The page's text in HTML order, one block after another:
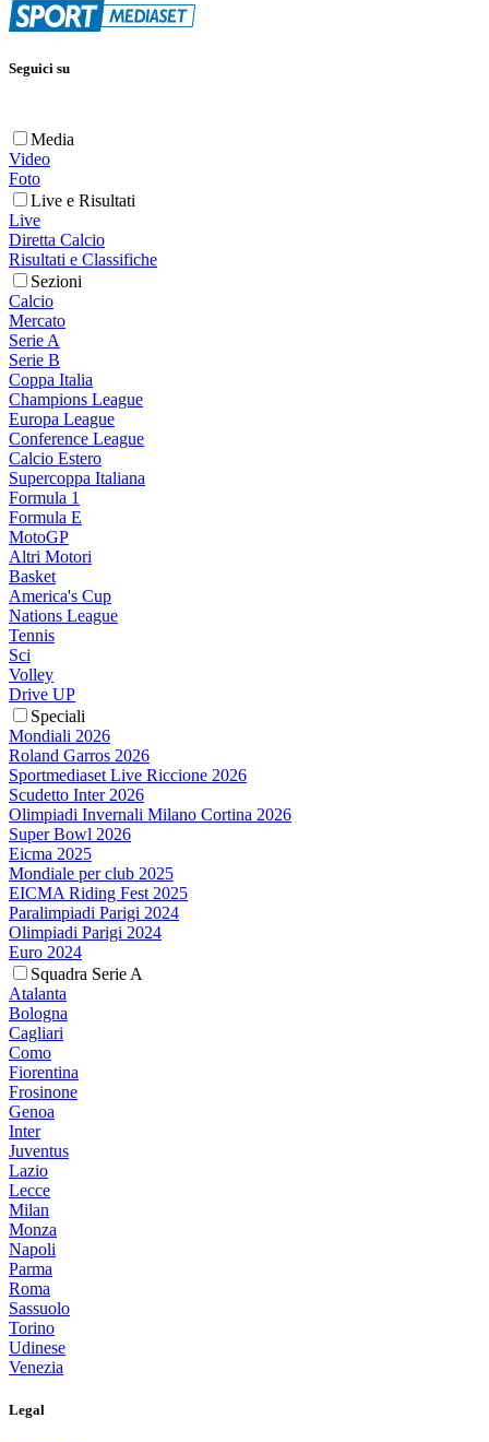
Seguici su
Media
Video
Foto
Live e Risultati
Live
Diretta Calcio
Risultati e Classifiche
Sezioni
Calcio
Mercato
Serie A
Serie B
Coppa Italia
Champions League
Europa League
Conference League
Calcio Estero
Supercoppa Italiana
Formula 1
Formula E
MotoGP
Altri Motori
Basket
America's Cup
Nations League
Tennis
Sci
Volley
Drive UP
Speciali
Mondiali 2026
Roland Garros 2026
Sportmediaset Live Riccione 2026
Scudetto Inter 2026
Olimpiadi Invernali Milano Cortina 2026
Super Bowl 2026
Eicma 2025
Mondiale per club 2025
EICMA Riding Fest 2025
Paralimpiadi Parigi 2024
Olimpiadi Parigi 2024
Euro 2024
Squadra Serie A
Atalanta
Bologna
Cagliari
Como
Fiorentina
Frosinone
Genoa
Inter
Juventus
Lazio
Lecce
Milan
Monza
Napoli
Parma
Roma
Sassuolo
Torino
Udinese
Venezia
Legal